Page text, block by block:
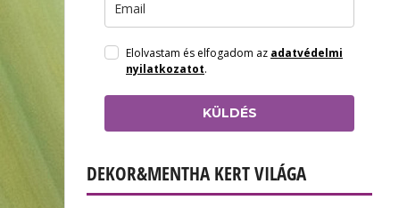
Elolvastam és elfogadom az adatvédelmi
nyilatkozatot.
KÜLDÉS
DEKOR&MENTHA KERT VILÁGA